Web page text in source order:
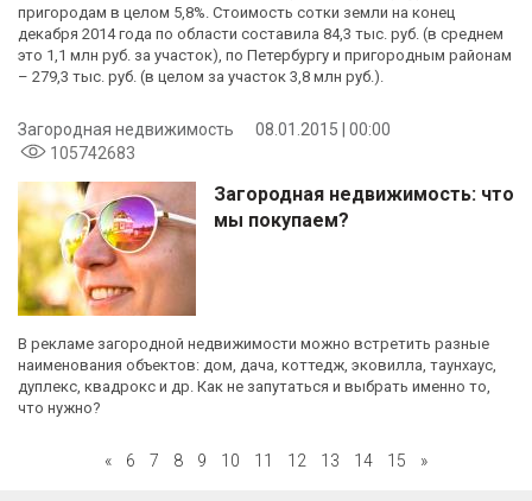
пригородам в целом 5,8%. Стоимость сотки земли на конец
декабря 2014 года по области составила 84,3 тыс. руб. (в среднем
это 1,1 млн руб. за участок), по Петербургу и пригородным районам
– 279,3 тыс. руб. (в целом за участок 3,8 млн руб.).
Загородная недвижимость
08.01.2015 | 00:00
105742683
Загородная недвижимость: что
мы покупаем?
В рекламе загородной недвижимости можно встретить разные
наименования объектов: дом, дача, коттедж, эковилла, таунхаус,
дуплекс, квадрокс и др. Как не запутаться и выбрать именно то,
что нужно?
« 6 7 8 9 10 11 12 13 14 15 »